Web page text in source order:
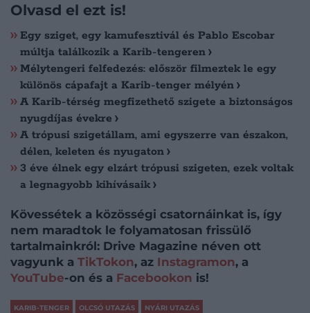
Olvasd el ezt is!
Egy sziget, egy kamufesztivál és Pablo Escobar
múltja találkozik a Karib-tengeren
Mélytengeri felfedezés: először filmeztek le egy
különös cápafajt a Karib-tenger mélyén
A Karib-térség megfizethető szigete a biztonságos
nyugdíjas évekre
A trópusi szigetállam, ami egyszerre van északon,
délen, keleten és nyugaton
3 éve élnek egy elzárt trópusi szigeten, ezek voltak
a legnagyobb kihívásaik
Kövessétek a közösségi csatornáinkat is, így
nem maradtok le folyamatosan frissülő
tartalmainkról: Drive Magazine néven ott
vagyunk a TikTokon, az Instagramon, a
YouTube-on és a Facebookon is!
KARIB-TENGER OLCSÓ UTAZÁS NYÁRI UTAZÁS